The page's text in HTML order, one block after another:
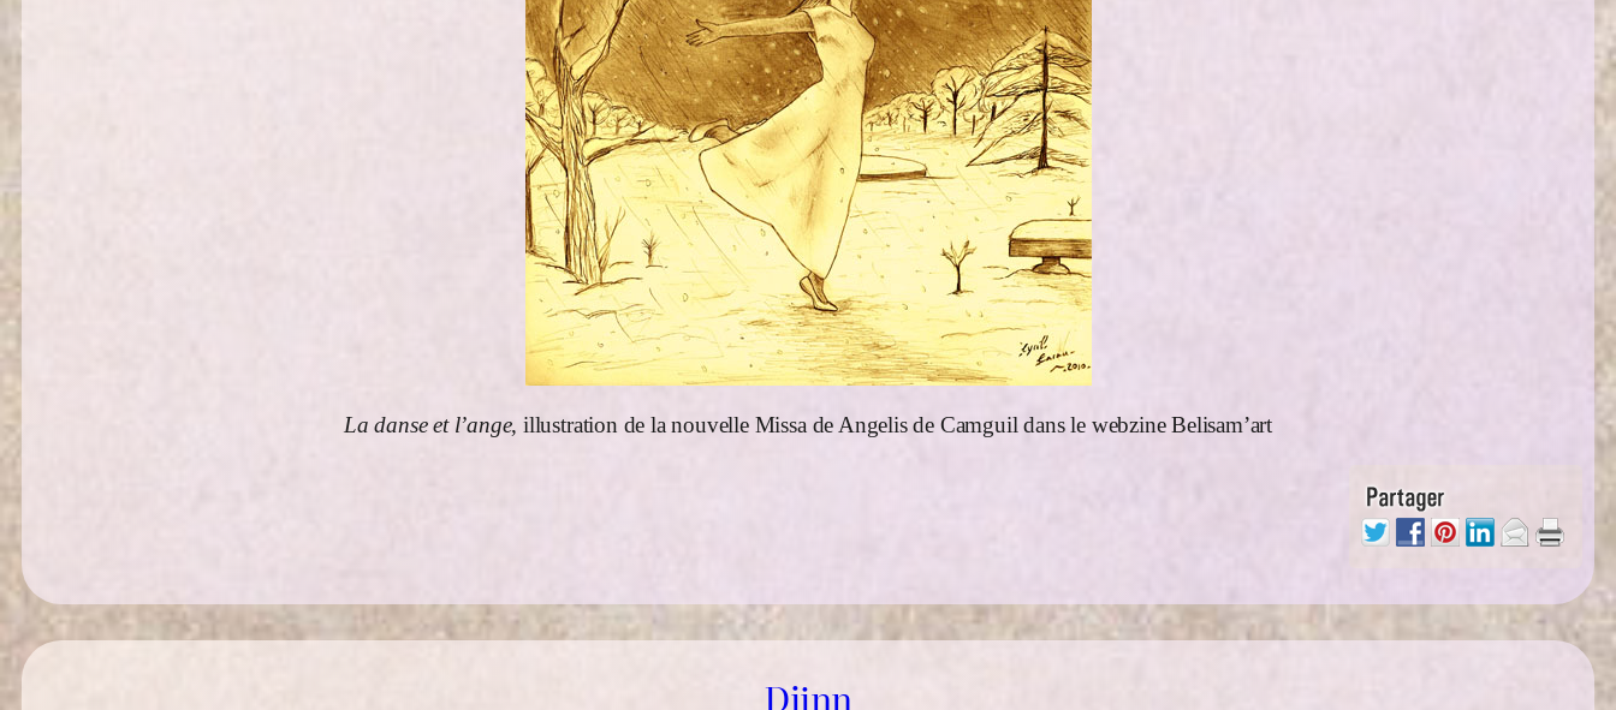
La danse et l’ange, illustration de la nouvelle Missa de Angelis de Camguil dans le webzine Belisam’art
Djinn